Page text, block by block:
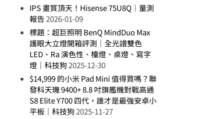
IPS 畫質頂天！Hisense 75U8Q｜量測
報告2026-01-09
標題：超巨照明 BenQ MindDuo Max
護眼大立燈開箱評測｜全光譜雙色
LED、Ra 演色性、檯燈、桌燈、寫字
燈｜科技狗2025-12-30
$14,999 的小米 Pad Mini 值得買嗎？聯
發科天璣 9400+ 8.8 吋旗艦機對戰高通
S8 Elite Y700 四代，誰才是最強安卓小
平板｜科技狗2025-11-27